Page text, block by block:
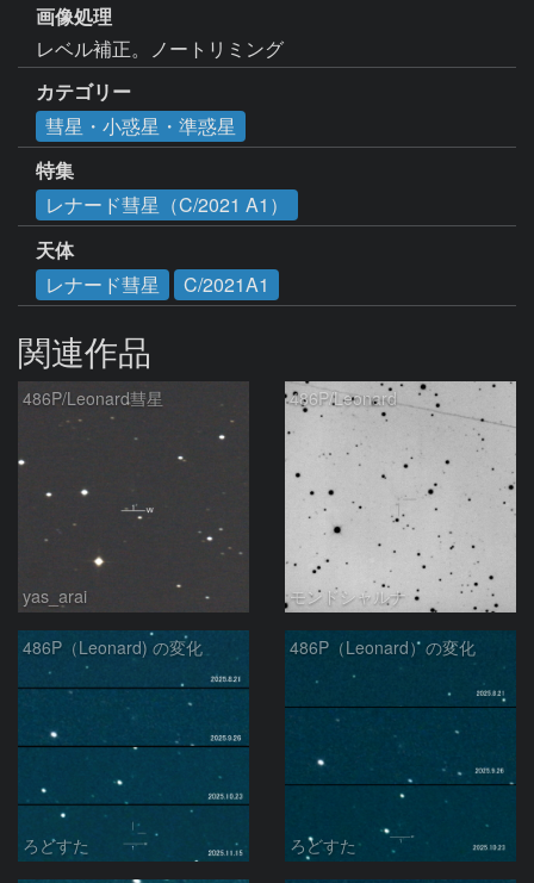
画像処理
レベル補正。ノートリミング
カテゴリー
彗星・小惑星・準惑星
特集
レナード彗星（C/2021 A1）
天体
レナード彗星
C/2021A1
関連作品
486P/Leonard彗星
yas_arai
486P/Leonard
モンドシャルナ
486P（Leonard) の変化
ろどすた
486P（Leonard）の変化
ろどすた